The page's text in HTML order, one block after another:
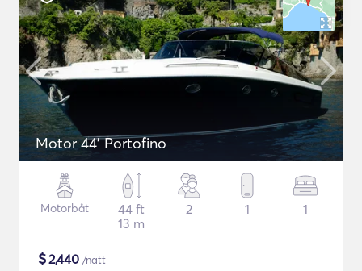
Motor 44' Portofino
Motorbåt
44 ft
13 m
2 1 1
$2,440 /natt